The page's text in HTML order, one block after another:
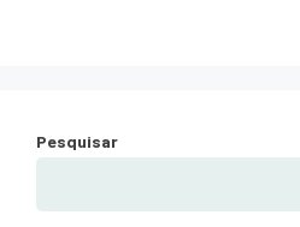
Pesquisar